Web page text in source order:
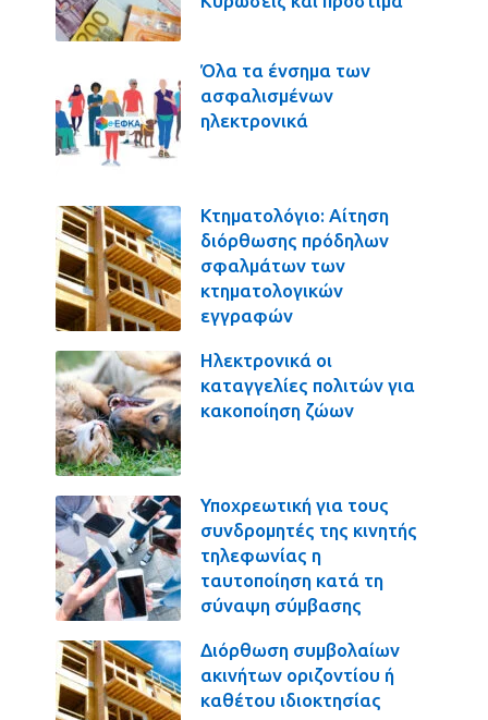
Όλα τα ένσημα των
ασφαλισμένων
ηλεκτρονικά
Κτηματολόγιο: Αίτηση
διόρθωσης πρόδηλων
σφαλμάτων των
κτηματολογικών
εγγραφών
Ηλεκτρονικά οι
καταγγελίες πολιτών για
κακοποίηση ζώων
Υποχρεωτική για τους
συνδρομητές της κινητής
τηλεφωνίας η
ταυτοποίηση κατά τη
σύναψη σύμβασης
Διόρθωση συμβολαίων
ακινήτων οριζοντίου ή
καθέτου ιδιοκτησίας